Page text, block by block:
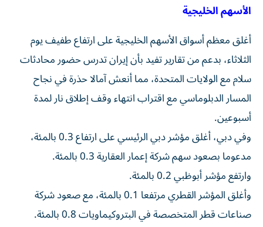
الأسهم الخليجية
أغلق معظم أسواق الأسهم الخليجية على ارتفاع طفيف يوم
الثلاثاء، بدعم من تقارير تفيد بأن إيران تدرس حضور محادثات
سلام مع الولايات ‌المتحدة، مما أنعش آمالا حذرة في نجاح
المسار الدبلوماسي مع اقتراب انتهاء ​وقف إطلاق ⁠نار لمدة
أسبوعين.
وفي دبي، ​أغلق مؤشر دبي الرئيسي على ارتفاع 0.3 بالمئة،
مدعوما بصعود سهم ‌شركة إعمار العقارية 0.3 بالمئة.
وارتفع مؤشر أبوظبي 0.2 بالمئة.
وأغلق المؤشر القطري مرتفعا 0.1 بالمئة، مع صعود شركة
‌صناعات قطر المتخصصة ‌في البتروكيماويات 0.8 بالمئة.